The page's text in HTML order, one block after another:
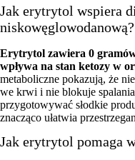
Jak erytrytol wspiera
niskowęglowodanową?
Erytrytol zawiera 0
wpływa na stan ketozy w
metaboliczne pokazują, że
we krwi i nie blokuje
przygotowywać słodkie
znacząco ułatwia
Jak erytrytol pomaga